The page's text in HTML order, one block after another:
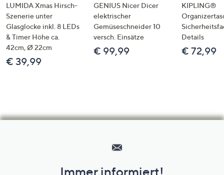
LUMIDA Xmas Hirsch-
Szenerie unter
Glasglocke inkl. 8 LEDs
& Timer Höhe ca.
42cm, Ø 22cm
€ 39,99
GENIUS Nicer Dicer
elektrischer
Gemüseschneider 10
versch. Einsätze
€ 99,99
KIPLING®
Details
€ 72,99
Immer informiert!